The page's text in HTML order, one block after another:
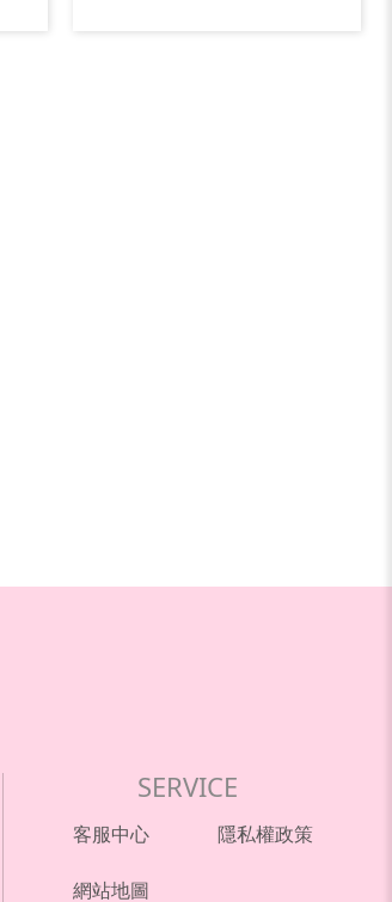
SERVICE
客服中心 隱私權政策
網站地圖